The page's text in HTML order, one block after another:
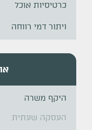
כרטיסיות אוכל
ויתור דמי רווחה
היקף משרה
העסקה שעתית